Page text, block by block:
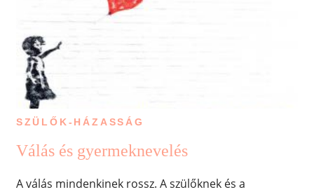
SZÜLŐK-HÁZASSÁG
Válás és gyermeknevelés
A válás mindenkinek rossz. A szülőknek és a